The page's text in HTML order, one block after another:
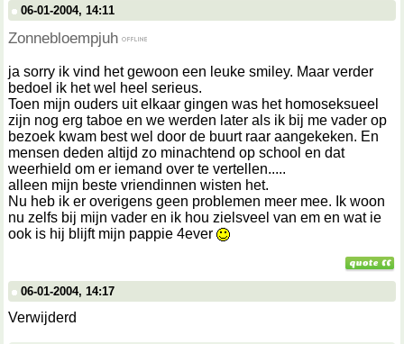
06-01-2004, 14:11
Zonnebloempjuh
ja sorry ik vind het gewoon een leuke smiley. Maar verder
bedoel ik het wel heel serieus.
Toen mijn ouders uit elkaar gingen was het homoseksueel
zijn nog erg taboe en we werden later als ik bij me vader op
bezoek kwam best wel door de buurt raar aangekeken. En
mensen deden altijd zo minachtend op school en dat
weerhield om er iemand over te vertellen.....
alleen mijn beste vriendinnen wisten het.
Nu heb ik er overigens geen problemen meer mee. Ik woon
nu zelfs bij mijn vader en ik hou zielsveel van em en wat ie
ook is hij blijft mijn pappie 4ever
06-01-2004, 14:17
Verwijderd